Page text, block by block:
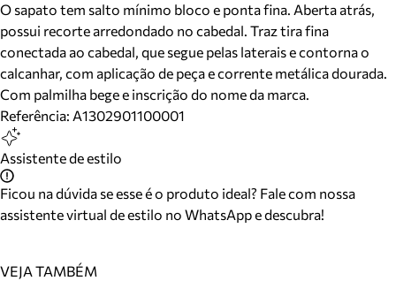
O sapato tem salto mínimo bloco e ponta fina. Aberta atrás,
possui recorte arredondado no cabedal. Traz tira fina
conectada ao cabedal, que segue pelas laterais e contorna o
calcanhar, com aplicação de peça e corrente metálica dourada.
Com palmilha bege e inscrição do nome da marca.
Referência: A1302901100001
Assistente de estilo
Ficou na dúvida se esse é o produto ideal? Fale com nossa
assistente virtual de estilo no WhatsApp e descubra!
VEJA TAMBÉM